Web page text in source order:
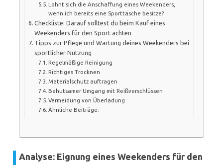
Lohnt sich die Anschaffung eines Weekenders,
wenn ich bereits eine Sporttasche besitze?
Checkliste: Darauf solltest du beim Kauf eines
Weekenders für den Sport achten
Tipps zur Pflege und Wartung deines Weekenders bei
sportlicher Nutzung
Regelmäßige Reinigung
Richtiges Trocknen
Materialschutz auftragen
Behutsamer Umgang mit Reißverschlüssen
Vermeidung von Überladung
Ähnliche Beiträge:
Analyse: Eignung eines Weekenders für den